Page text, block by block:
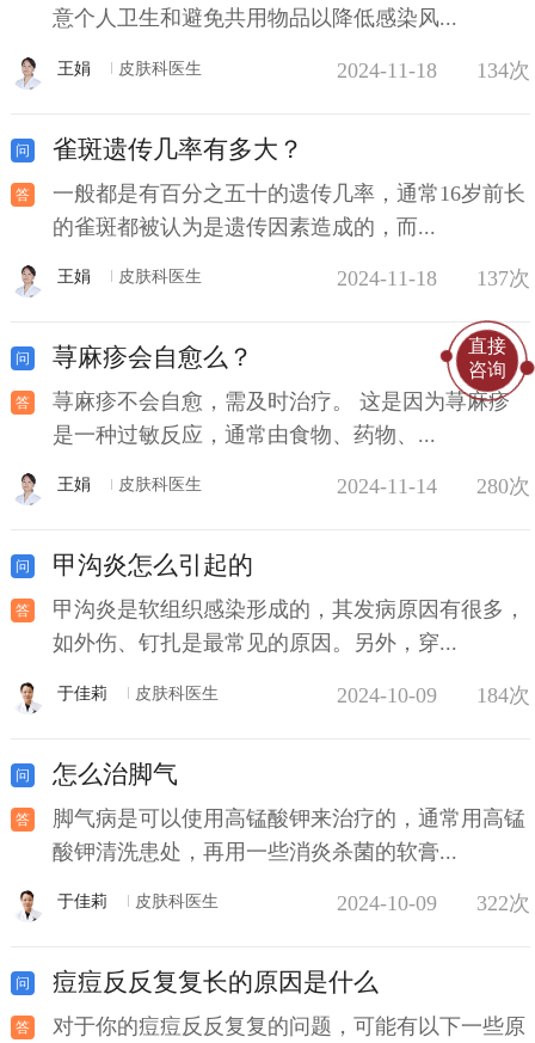
意个人卫生和避免共用物品以降低感染风...
王娟 皮肤科医生 2024-11-18 134次
雀斑遗传几率有多大？
一般都是有百分之五十的遗传几率，通常16岁前长
的雀斑都被认为是遗传因素造成的，而...
王娟 皮肤科医生 2024-11-18 137次
荨麻疹会自愈么？
荨麻疹不会自愈，需及时治疗。 这是因为荨麻疹
是一种过敏反应，通常由食物、药物、...
王娟 皮肤科医生 2024-11-14 280次
甲沟炎怎么引起的
甲沟炎是软组织感染形成的，其发病原因有很多，
如外伤、钉扎是最常见的原因。另外，穿...
于佳莉 皮肤科医生 2024-10-09 184次
怎么治脚气
脚气病是可以使用高锰酸钾来治疗的，通常用高锰
酸钾清洗患处，再用一些消炎杀菌的软膏...
于佳莉 皮肤科医生 2024-10-09 322次
痘痘反反复复长的原因是什么
对于你的痘痘反反复复的问题，可能有以下一些原
直接
咨询